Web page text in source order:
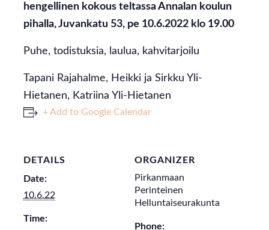
hengellinen kokous teltassa Annalan koulun
pihalla, Juvankatu 53, pe 10.6.2022 klo 19.00
Puhe, todistuksia, laulua, kahvitarjoilu
Tapani Rajahalme, Heikki ja Sirkku Yli-
Hietanen, Katriina Yli-Hietanen
+ Add to Google Calendar
DETAILS
Date:
10.6.22
Time:
ORGANIZER
Pirkanmaan
Perinteinen
Helluntaiseurakunta
Phone: